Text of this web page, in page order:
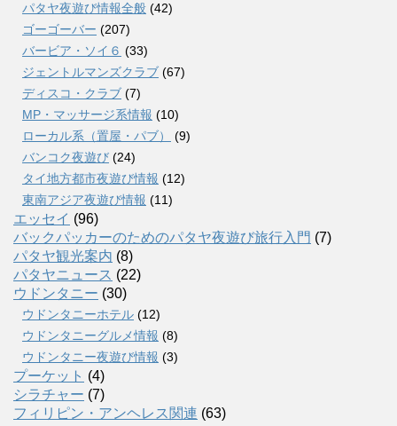
パタヤ夜遊び情報全般 (42)
ゴーゴーバー (207)
バービア・ソイ６ (33)
ジェントルマンズクラブ (67)
ディスコ・クラブ (7)
MP・マッサージ系情報 (10)
ローカル系（置屋・パブ）
(9)
バンコク夜遊び (24)
タイ地方都市夜遊び情報 (12)
東南アジア夜遊び情報 (11)
エッセイ (96)
バックパッカーのためのパタヤ夜遊び旅行入門 (7)
パタヤ観光案内 (8)
パタヤニュース (22)
ウドンタニー (30)
ウドンタニーホテル (12)
ウドンタニーグルメ情報 (8)
ウドンタニー夜遊び情報 (3)
プーケット (4)
シラチャー (7)
フィリピン・アンヘレス関連 (63)